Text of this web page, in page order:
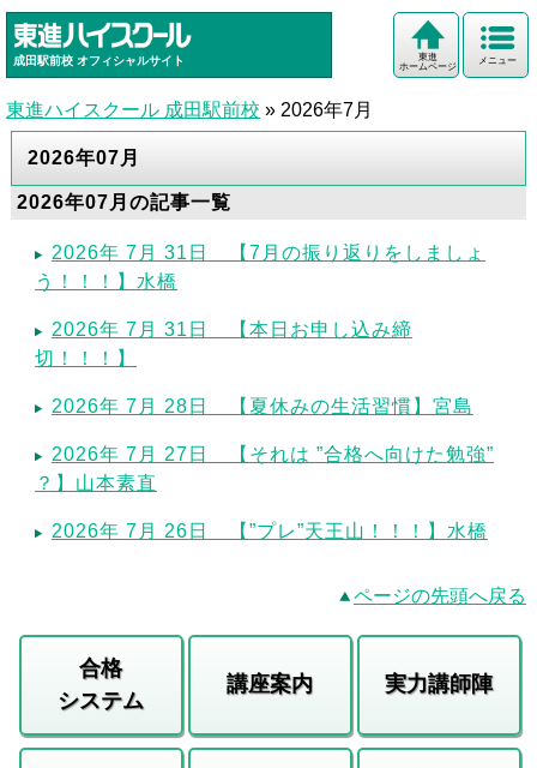
成田駅前校 オフィシャルサイト メニュー
東進
ホームページ
東進ハイスクール 成田駅前校 » 2026年7月
2026年07月
2026年07月の記事一覧
2026年 7月 31日 【7月の振り返りをしましょ
う！！！】水橋
2026年 7月 31日 【本日お申し込み締
切！！！】
2026年 7月 28日 【夏休みの生活習慣】宮島
2026年 7月 27日 【それは ”合格へ向けた勉強”
？】山本素直
2026年 7月 26日 【”プレ”天王山！！！】水橋
ページの先頭へ戻る
合格
システム
講座案内 実力講師陣